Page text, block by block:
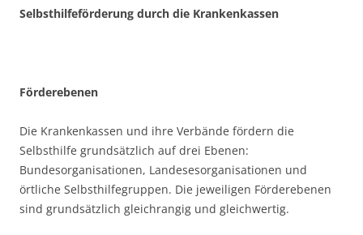
Selbsthilfeförderung durch die Krankenkassen
Förderebenen
Die Krankenkassen und ihre Verbände fördern die
Selbsthilfe grundsätzlich auf drei Ebenen:
Bundesorganisationen, Landesesorganisationen und
örtliche Selbsthilfegruppen. Die jeweiligen Förderebenen
sind grundsätzlich gleichrangig und gleichwertig.